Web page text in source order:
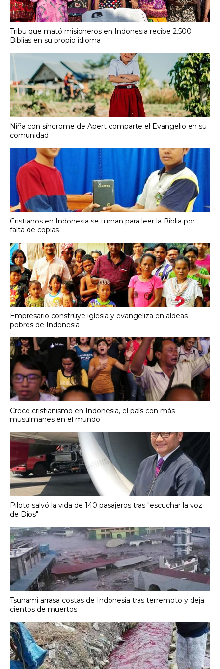
Tribu que mató misioneros en Indonesia recibe 2.500
Biblias en su propio idioma
Niña con síndrome de Apert comparte el Evangelio en su
comunidad
Cristianos en Indonesia se turnan para leer la Biblia por
falta de copias
Empresario construye iglesia y evangeliza en aldeas
pobres de Indonesia
Crece cristianismo en Indonesia, el país con más
musulmanes en el mundo
Piloto salvó la vida de 140 pasajeros tras "escuchar la voz
de Dios"
Tsunami arrasa costas de Indonesia tras terremoto y deja
cientos de muertos